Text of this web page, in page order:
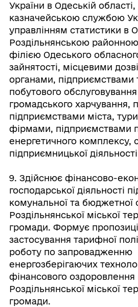
України в Одеській
казначейською службою
управлінням статистики в
Роздільнянською районною
філією Одеського
зайнятості, місцевими
органами, підприємствами
побутового
громадського харчування,
підприємствами міста,
фірмами, підприємствами
енергетичного комплексу,
підприємницької
9. Здійснює фінансово-
господарської діяльності
комунальної та бюджетної
Роздільнянської міської
громади. Формує
застосування тарифної
роботу по запровадженню
енергозберігаючих
фінансового оздоровлення
Роздільнянської міської
громади.